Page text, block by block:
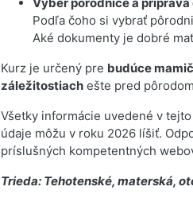
Podľa čoho si vybrať
Aké dokumenty je dobré
Kurz je určený pre budúce
záležitostiach ešte pred
Všetky informácie uvedené v
údaje môžu v roku 2026 líšiť.
príslušných kompetentných
Trieda: Tehotenské, materská,